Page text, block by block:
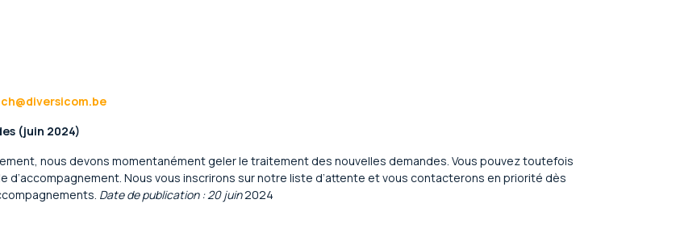
(juin 2024)
nous devons momentanément geler le traitement des nouvelles demandes. Vous pouvez toutefois
d’accompagnement. Nous vous inscrirons sur notre liste d’attente et vous contacterons en priorité dès
Date de publication : 20 juin2024